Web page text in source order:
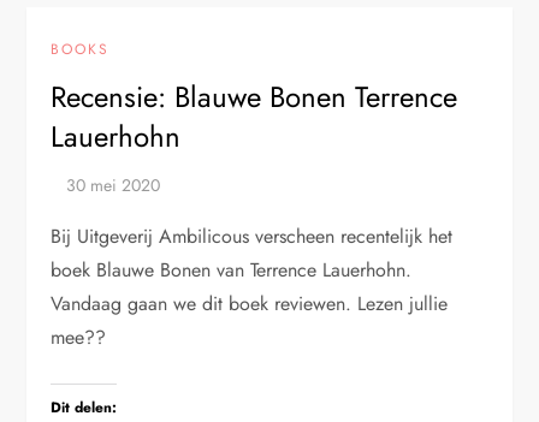
BOOKS
Recensie: Blauwe Bonen Terrence
Lauerhohn
Bij Uitgeverij Ambilicous verscheen recentelijk het
boek Blauwe Bonen van Terrence Lauerhohn.
Vandaag gaan we dit boek reviewen. Lezen jullie
mee??
Dit delen: